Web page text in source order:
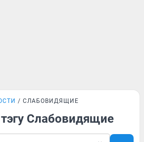
СЛАБОВИДЯЩИЕ
Слабовидящие